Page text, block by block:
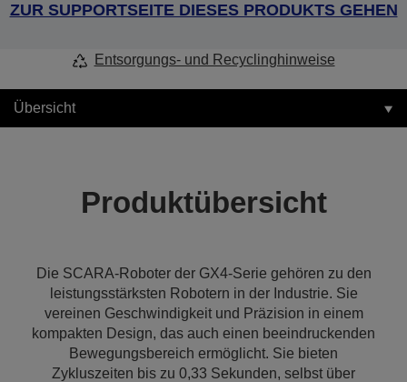
ZUR SUPPORTSEITE DIESES PRODUKTS GEHEN
Entsorgungs- und Recyclinghinweise
Übersicht
Produktübersicht
Die SCARA-Roboter der GX4-Serie gehören zu den
leistungsstärksten Robotern in der Industrie. Sie
vereinen Geschwindigkeit und Präzision in einem
kompakten Design, das auch einen beeindruckenden
Bewegungsbereich ermöglicht. Sie bieten
Zykluszeiten bis zu 0,33 Sekunden, selbst über